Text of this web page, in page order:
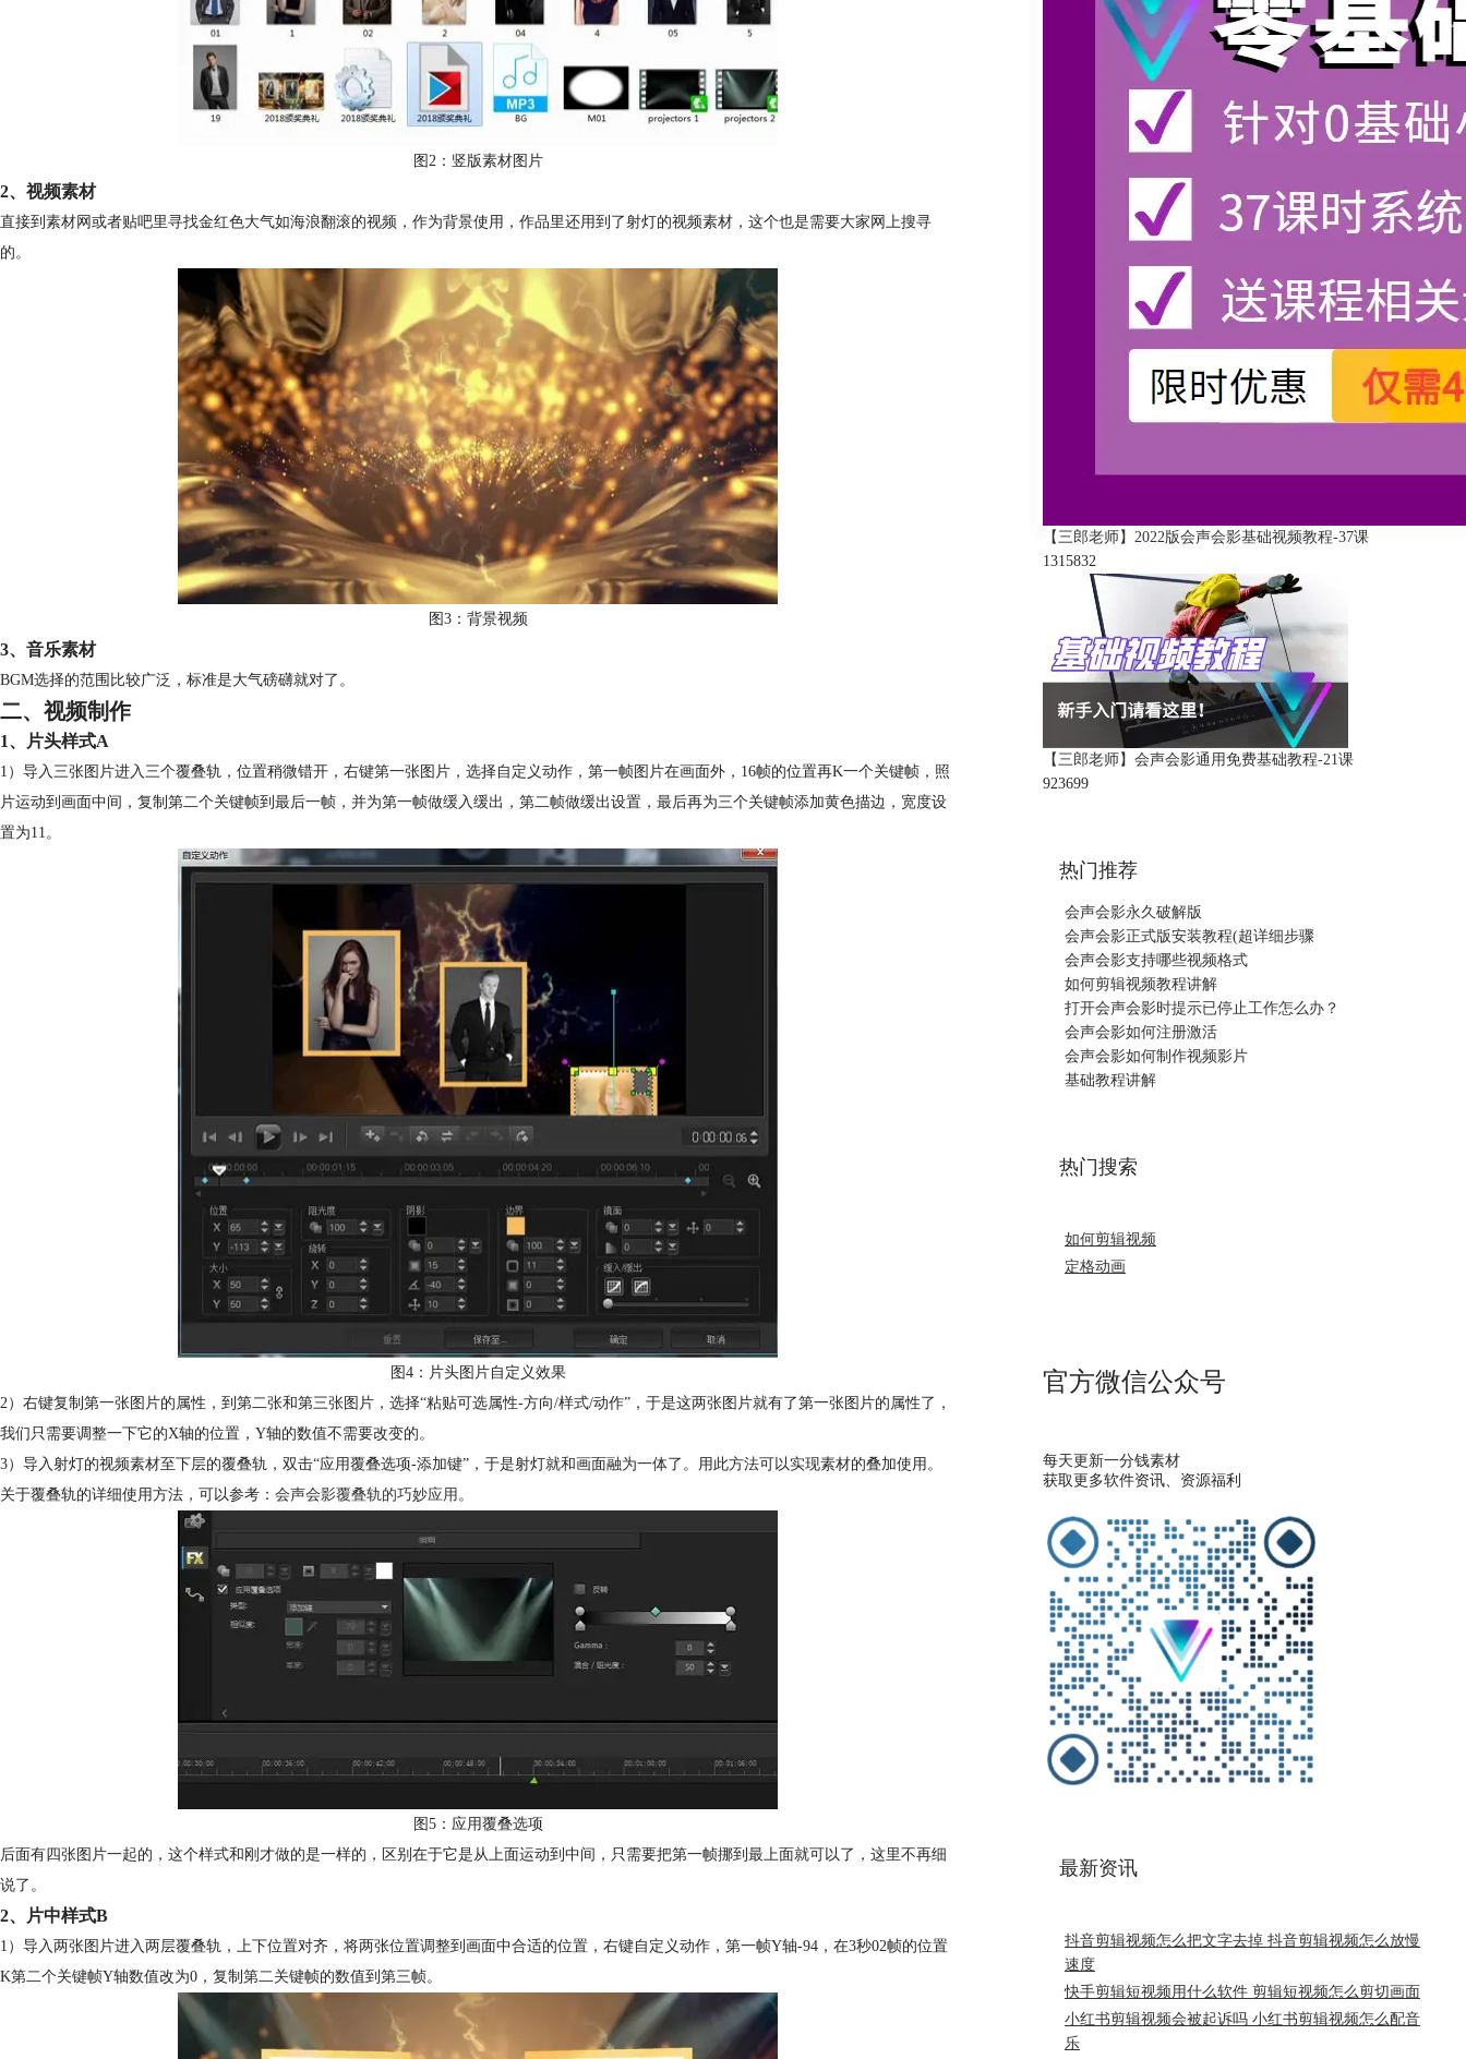
图2：竖版素材图片
2、视频素材
直接到素材网或者贴吧里寻找金红色大气如海浪翻滚的视频，作为背景使用，作品里还用到了射灯的视频素材，这个也是需要大家网上搜寻
的。
图3：背景视频
3、音乐素材
BGM选择的范围比较广泛，标准是大气磅礴就对了。
二、视频制作
1、片头样式A
1）导入三张图片进入三个覆叠轨，位置稍微错开，右键第一张图片，选择自定义动作，第一帧图片在画面外，16帧的位置再K一个关键帧，照
片运动到画面中间，复制第二个关键帧到最后一帧，并为第一帧做缓入缓出，第二帧做缓出设置，最后再为三个关键帧添加黄色描边，宽度设
置为11。
图4：片头图片自定义效果
2）右键复制第一张图片的属性，到第二张和第三张图片，选择“粘贴可选属性-方向/样式/动作”，于是这两张图片就有了第一张图片的属性了，
我们只需要调整一下它的X轴的位置，Y轴的数值不需要改变的。
3）导入射灯的视频素材至下层的覆叠轨，双击“应用覆叠选项-添加键”，于是射灯就和画面融为一体了。用此方法可以实现素材的叠加使用。
关于覆叠轨的详细使用方法，可以参考： 会声会影覆叠轨的巧妙应用 。
图5：应用覆叠选项
后面有四张图片一起的，这个样式和刚才做的是一样的，区别在于它是从上面运动到中间，只需要把第一帧挪到最上面就可以了，这里不再细
说了。
2、片中样式B
1）导入两张图片进入两层覆叠轨，上下位置对齐，将两张位置调整到画面中合适的位置，右键自定义动作，第一帧Y轴-94，在3秒02帧的位置
K第二个关键帧Y轴数值改为0，复制第二关键帧的数值到第三帧。
【三郎老师】2022版会声会影基础视频教程-37课
1315832
【三郎老师】会声会影通用免费基础教程-21课
923699
热门推荐
会声会影永久破解版
会声会影正式版安装教程(超详细步骤
会声会影支持哪些视频格式
如何剪辑视频教程讲解
打开会声会影时提示已停止工作怎么办？
会声会影如何注册激活
会声会影如何制作视频影片
基础教程讲解
热门搜索
如何剪辑视频
定格动画
官方微信公众号
每天更新一分钱素材
获取更多软件资讯、资源福利
最新资讯
抖音剪辑视频怎么把文字去掉 抖音剪辑视频怎么放慢
速度
快手剪辑短视频用什么软件 剪辑短视频怎么剪切画面
小红书剪辑视频会被起诉吗 小红书剪辑视频怎么配音
乐